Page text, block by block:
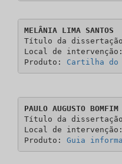
MEL ÂNIA LIMA SANTOS
Título da
Local de
Produto: Cartilha do
PAULO AUGUSTO BOMFIM
Título da
Local de
Produto: Guia